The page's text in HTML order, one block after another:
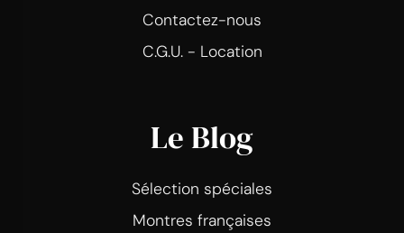
Contactez-nous
C.G.U. - Location
Le Blog
Sélection spéciales
Montres françaises